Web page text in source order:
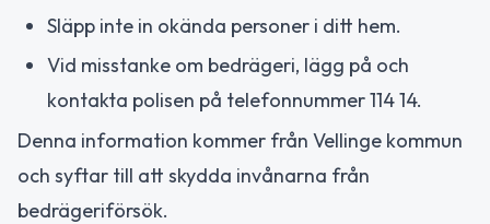
Släpp inte in okända personer i ditt hem.
Vid misstanke om bedrägeri, lägg på och
kontakta polisen på telefonnummer 114 14.
Denna information kommer från Vellinge kommun
och syftar till att skydda invånarna från
bedrägeriförsök.